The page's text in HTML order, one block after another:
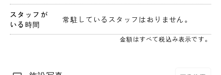
スタッフが
いる時間
常駐しているスタッフはおりません。
金額はすべて税込み表示です。